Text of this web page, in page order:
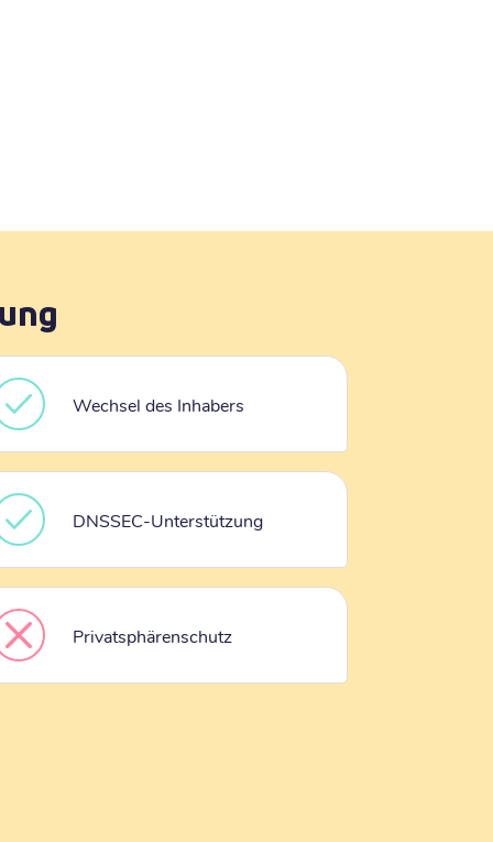
Wechsel des Inhabers
DNSSEC-Unterstützung
Privatsphärenschutz